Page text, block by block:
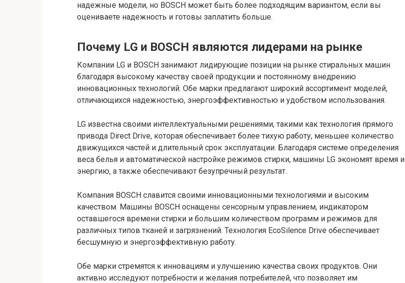
надежные модели, но BOSCH может быть более подходящим вариантом, если вы
оцениваете надежность и готовы заплатить больше.
Почему LG и BOSCH являются лидерами на рынке
Компании LG и BOSCH занимают лидирующие позиции на рынке стиральных машин
благодаря высокому качеству своей продукции и постоянному внедрению
инновационных технологий. Обе марки предлагают широкий ассортимент моделей,
отличающихся надежностью, энергоэффективностью и удобством использования.
LG известна своими интеллектуальными решениями, такими как технология прямого
привода Direct Drive, которая обеспечивает более тихую работу, меньшее количество
движущихся частей и длительный срок эксплуатации. Благодаря системе определения
веса белья и автоматической настройке режимов стирки, машины LG экономят время и
энергию, а также обеспечивают безупречный результат.
Компания BOSCH славится своими инновационными технологиями и высоким
качеством. Машины BOSCH оснащены сенсорным управлением, индикатором
оставшегося времени стирки и большим количеством программ и режимов для
различных типов тканей и загрязнений. Технология EcoSilence Drive обеспечивает
бесшумную и энергоэффективную работу.
Обе марки стремятся к инновациям и улучшению качества своих продуктов. Они
активно исследуют потребности и желания потребителей, что позволяет им